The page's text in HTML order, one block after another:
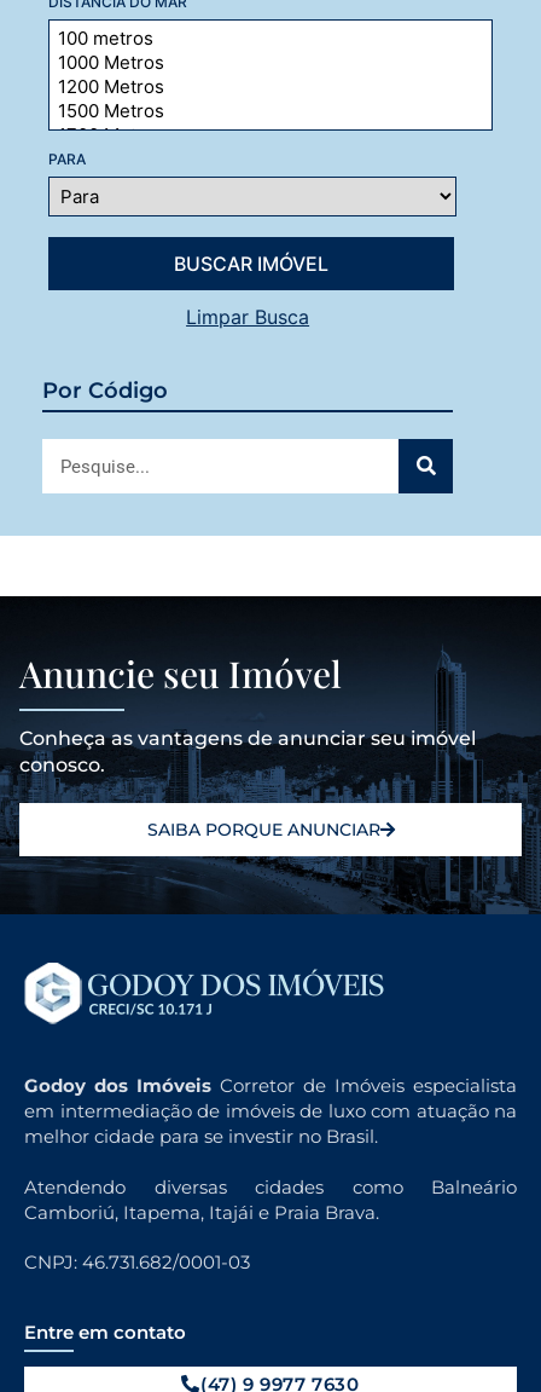
PARA
Limpar Busca
Por Código
Anuncie seu Imóvel
Conheça as vantagens de anunciar seu imóvel
conosco.
SAIBA PORQUE ANUNCIAR
Godoy dos Imóveis Corretor de Imóveis especialista
em intermediação de imóveis de luxo com atuação na
melhor cidade para se investir no Brasil.
Atendendo diversas cidades como Balneário
Camboriú, Itapema, Itajái e Praia Brava.
CNPJ: 46.731.682/0001-03
Entre em contato
(47) 9 9977 7630